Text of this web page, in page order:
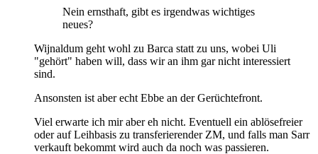
Nein ernsthaft, gibt es irgendwas wichtiges
neues?
Wijnaldum geht wohl zu Barca statt zu uns, wobei Uli
"gehört" haben will, dass wir an ihm gar nicht interessiert
sind.
Ansonsten ist aber echt Ebbe an der Gerüchtefront.
Viel erwarte ich mir aber eh nicht. Eventuell ein ablösefreier
oder auf Leihbasis zu transferierender ZM, und falls man Sarr
verkauft bekommt wird auch da noch was passieren.